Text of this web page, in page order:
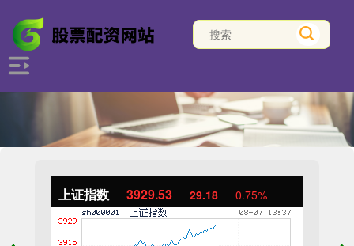
上证指数 3929.53 29.18 0.75%